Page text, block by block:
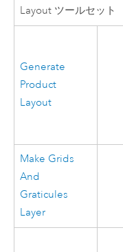
Layout ツールセット
Generate
Product
Layout
Make Grids
And
Graticules
Layer